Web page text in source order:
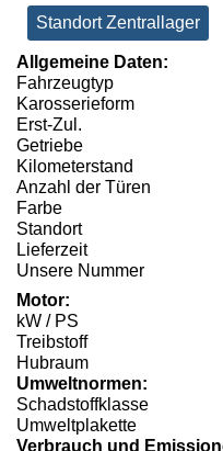
Standort Zentrallager
Allgemeine Daten:
Fahrzeugtyp
Karosserieform
Erst-Zul.
Getriebe
Kilometerstand
Anzahl der Türen
Farbe
Standort
Lieferzeit
Unsere Nummer
Motor:
kW / PS
Treibstoff
Hubraum
Umweltnormen:
Schadstoffklasse
Umweltplakette
Verbrauch und